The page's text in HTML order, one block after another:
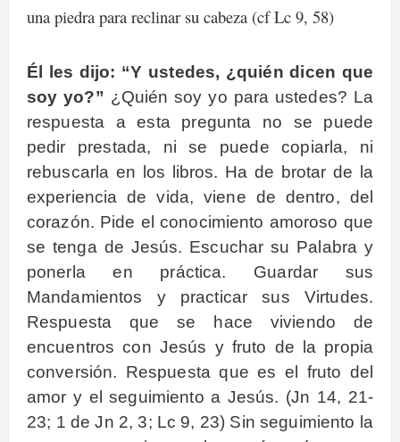
una piedra para reclinar su cabeza (cf Lc 9, 58)
Él les dijo: “Y ustedes, ¿quién dicen que
soy yo?” ¿Quién soy yo para ustedes? La
respuesta a esta pregunta no se puede
pedir prestada, ni se puede copiarla, ni
rebuscarla en los libros. Ha de brotar de la
experiencia de vida, viene de dentro, del
corazón. Pide el conocimiento amoroso que
se tenga de Jesús. Escuchar su Palabra y
ponerla en práctica. Guardar sus
Mandamientos y practicar sus Virtudes.
Respuesta que se hace viviendo de
encuentros con Jesús y fruto de la propia
conversión. Respuesta que es el fruto del
amor y el seguimiento a Jesús. (Jn 14, 21-
23; 1 de Jn 2, 3; Lc 9, 23) Sin seguimiento la